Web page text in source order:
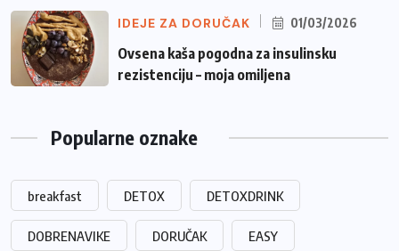
IDEJE ZA DORUČAK 01/03/2026
Ovsena kaša pogodna za insulinsku
rezistenciju – moja omiljena
Popularne oznake
breakfast DETOX DETOXDRINK
DOBRENAVIKE DORUČAK EASY